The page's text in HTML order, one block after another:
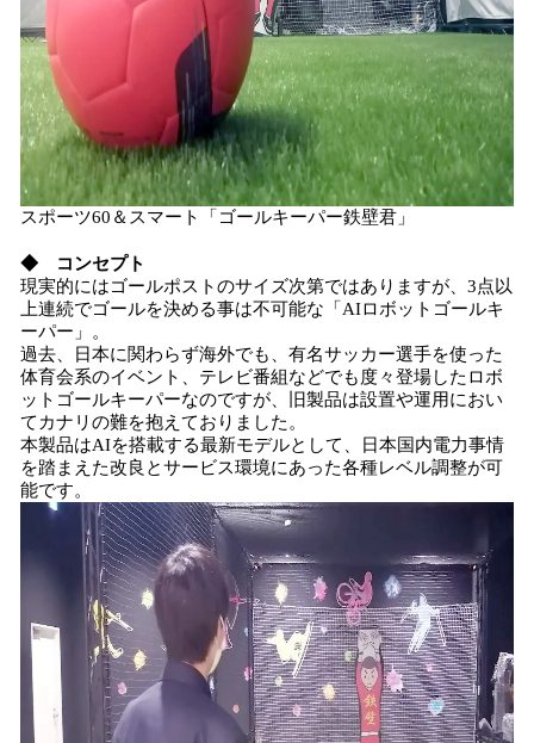
スポーツ60＆スマート「ゴールキーパー鉄壁君」
◆ コンセプト
現実的にはゴールポストのサイズ次第ではありますが、3点以
上連続でゴールを決める事は不可能な「AIロボットゴールキ
ーパー」。
過去、日本に関わらず海外でも、有名サッカー選手を使った
体育会系のイベント、テレビ番組などでも度々登場したロボ
ットゴールキーパーなのですが、旧製品は設置や運用におい
てカナリの難を抱えておりました。
本製品はAIを搭載する最新モデルとして、日本国内電力事情
を踏まえた改良とサービス環境にあった各種レベル調整が可
能です。